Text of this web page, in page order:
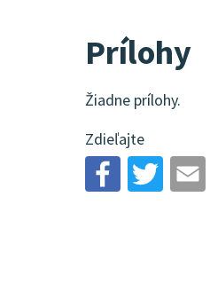
Prílohy
Žiadne prílohy.
Zdieľajte